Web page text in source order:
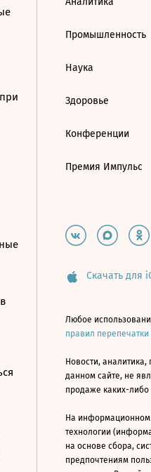
Промышленность
Наука
Здоровье
Конференции
Премия Импульс
Скачать для
Любое
правил перепечатки
Новости,
данном сайте, не
продаже каких-либо
На информационном
технологии
на основе сбора,
предпочтениям